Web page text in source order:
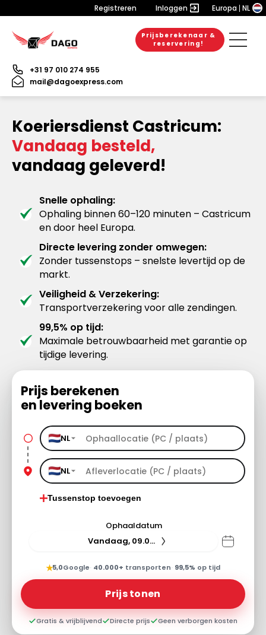
Registreren Inloggen Europa NL
Prijsberekenaar &
reservering!
+31 97 010 274 955
mail@dagoexpress.com
Koeriersdienst Castricum:
Vandaag besteld,
vandaag geleverd!
Snelle ophaling:
Ophaling binnen 60–120 minuten – Castricum
en door heel Europa.
Directe levering zonder omwegen:
Zonder tussenstops – snelste levertijd op de
markt.
Veiligheid & Verzekering:
Transportverzekering voor alle zendingen.
99,5% op tijd:
Maximale betrouwbaarheid met garantie op
tijdige levering.
Prijs berekenen
en levering boeken
NL
NL
Tussenstop toevoegen
Ophaaldatum
Vandaag, 09.08.26
★5,0Google· 40.000+ transporten· 99,5% op tijd
Prijs tonen
Gratis & vrijblijvend Directe prijs Geen verborgen kosten